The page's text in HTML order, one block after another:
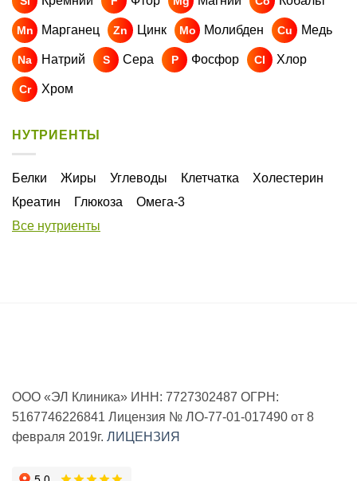
Клиника" не несёт ответственности за возможные негативные
последствия, возникшие в результате использования информации,
размещенной на сайте. Имеются противопоказания, требуется
консультация специалиста.
Имеются противопоказания.
Карта сайта Политика обработки персональных данных
2026 ©ООО "ЭЛ Клиника"